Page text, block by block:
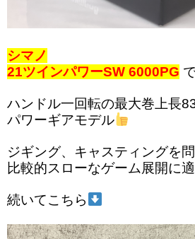
シマノ
21ツインパワーSW 6000PG
ハンドル一回転の最大巻上長
パワーギアモデル
ジギング、キャスティングを
比較的スローなゲーム展開に
続いてこちら